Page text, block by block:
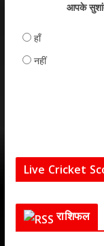
आपके
हाँ
नहीं
Live Cricket
राशिफल